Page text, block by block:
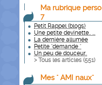
Ma rubrique perso
7
Petit Rappel (blogs)
Une petite devinette.. ...
La dernière allumée
Petite "demande "
Un peu de douceur..
> Tous les articles (551)
Mes " AMI naux"